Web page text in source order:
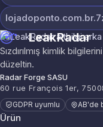
LeakRadar
Sızdırılmış kimlik
düzeltin.
Radar Forge SASU
60 rue François 1er,
GDPR uyumlu AB'de
Ürün